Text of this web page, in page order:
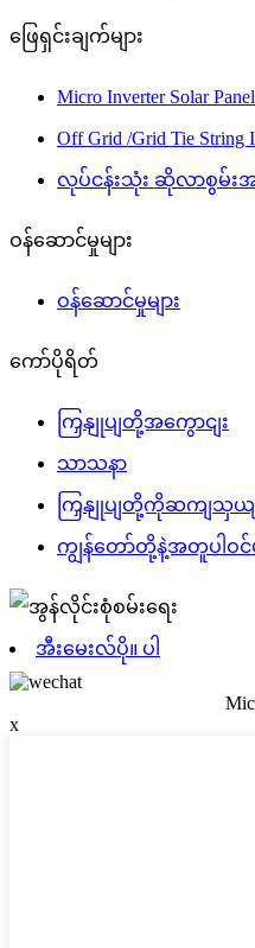
ဖြေရှင်းချက်များ
Micro Inverter Solar
Off Grid /Grid Tie
လုပ်ငန်းသုံး ဆိုလာစွမ်းအ
ဝန်ဆောင်မှုများ
ဝန်ဆောင်မှုများ
ကော်ပိုရိတ်
ကြှနျုပျတို့အကွောငျး
သာသနာ
ကြှနျုပျတို့ကိုဆကျသှယျ
ကျွန်တော်တို့နဲ့အတူပါဝင်ပ
အီးမေးလ်ပို။ ပါ
x